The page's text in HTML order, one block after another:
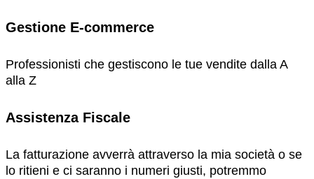
Gestione E-commerce
Professionisti che gestiscono le tue vendite dalla A
alla Z
Assistenza Fiscale
La fatturazione avverrà attraverso la mia società o se
lo ritieni e ci saranno i numeri giusti, potremmo